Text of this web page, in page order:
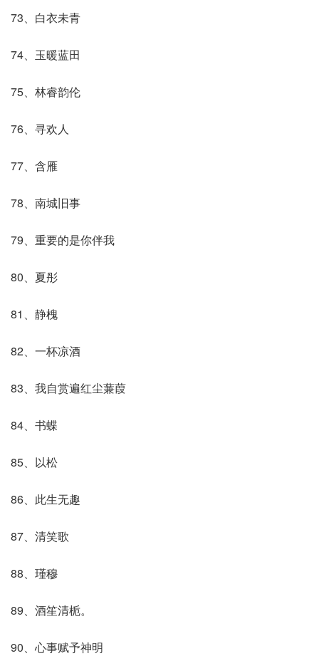
73、白衣未青
74、玉暖蓝田
75、林睿韵伦
76、寻欢人
77、含雁
78、南城旧事
79、重要的是你伴我
80、夏彤
81、静槐
82、一杯凉酒
83、我自赏遍红尘蒹葭
84、书蝶
85、以松
86、此生无趣
87、清笑歌
88、瑾穆
89、酒笙清栀。
90、心事赋予神明